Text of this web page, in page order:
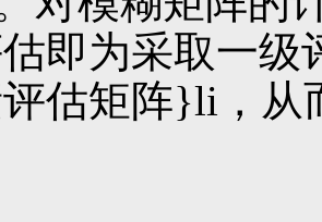
即为采取一级
估矩阵}li，从